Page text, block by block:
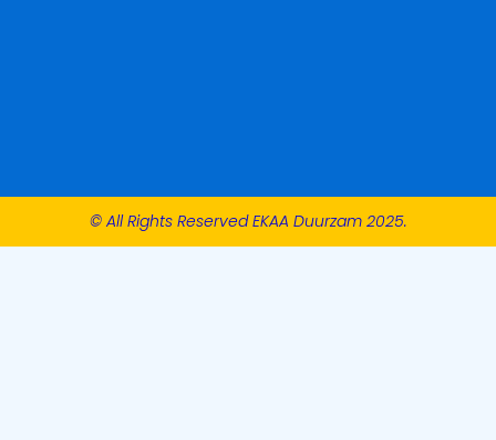
© All Rights Reserved EKAA Duurzam 2025.